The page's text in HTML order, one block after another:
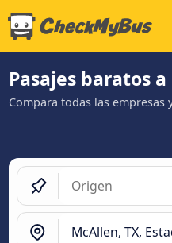
Pasajes baratos
Compara todas las empresas